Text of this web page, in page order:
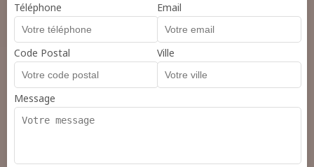
Téléphone Email
Code Postal Ville
Message